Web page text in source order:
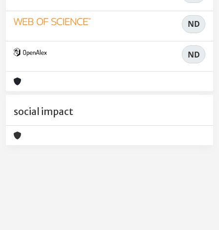
ND
ND
social impact